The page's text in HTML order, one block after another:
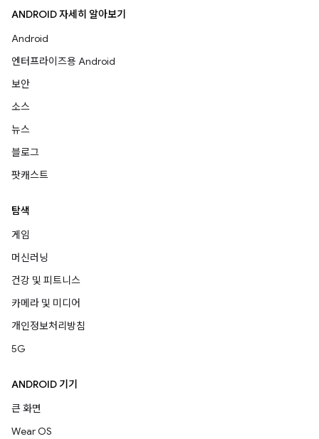
ANDROID 자세히 알아보기
Android
엔터프라이즈용 Android
보안
소스
뉴스
블로그
팟캐스트
탐색
게임
머신러닝
건강 및 피트니스
카메라 및 미디어
개인정보처리방침
5G
ANDROID 기기
큰 화면
Wear OS